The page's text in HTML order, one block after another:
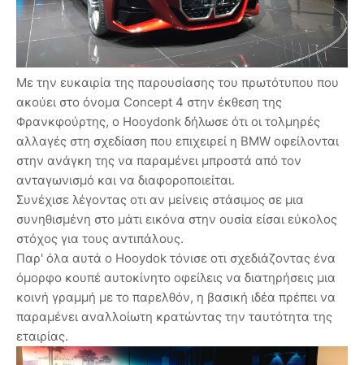
Με την ευκαιρία της παρουσίασης του πρωτότυπου που
ακούει στο όνομα Concept 4 στην έκθεση της
Φρανκφούρτης, ο Hooydonk δήλωσε ότι οι τολμηρές
αλλαγές στη σχεδίαση που επιχειρεί η BMW οφείλονται
στην ανάγκη της να παραμένει μπροστά από τον
ανταγωνισμό και να διαφοροποιείται.
Συνέχισε λέγοντας οτι αν μείνεις στάσιμος σε μια
συνηθισμένη στο μάτι εικόνα στην ουσία είσαι εύκολος
στόχος για τους αντιπάλους.
Παρ' όλα αυτά ο Hooydok τόνισε οτι σχεδιάζοντας ένα
όμορφο κουπέ αυτοκίνητο οφείλεις να διατηρήσεις μια
κοινή γραμμή με το παρελθόν, η βασική ιδέα πρέπει να
παραμένει αναλλοίωτη κρατώντας την ταυτότητα της
εταιρίας.